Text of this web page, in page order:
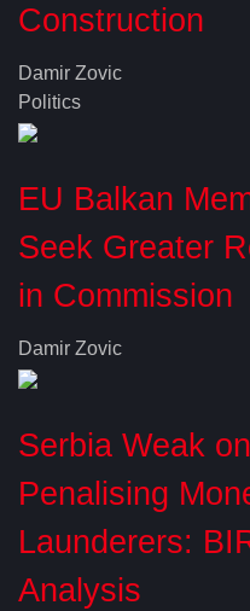
Construction
Damir Zovic
Politics
EU Balkan
Seek Greater
in Commission
Damir Zovic
Serbia Weak on
Penalising
Launderers:
Analysis